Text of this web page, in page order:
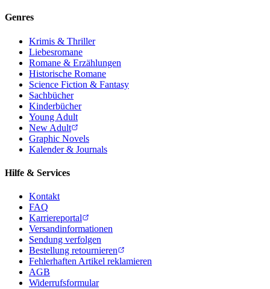
Genres
Krimis & Thriller
Liebesromane
Romane & Erzählungen
Historische Romane
Science Fiction & Fantasy
Sachbücher
Kinderbücher
Young Adult
New Adult
Graphic Novels
Kalender & Journals
Hilfe & Services
Kontakt
FAQ
Karriereportal
Versandinformationen
Sendung verfolgen
Bestellung retournieren
Fehlerhaften Artikel reklamieren
AGB
Widerrufsformular